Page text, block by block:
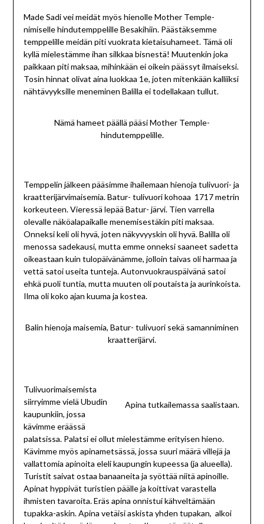
Made Sadi vei meidät myös hienolle Mother Temple-
nimiselle hindutemppelille Besakihiin. Päästäksemme
temppelille meidän piti vuokrata kietaisuhameet. Tämä oli
kyllä mielestämme ihan silkkaa bisnestä! Muutenkin joka
paikkaan piti maksaa, mihinkään ei oikein päässyt ilmaiseksi.
Tosin hinnat olivat aina luokkaa 1e, joten mitenkään kalliiksi
nähtävyyksille meneminen Balilla ei todellakaan tullut.
Nämä hameet päällä pääsi Mother Temple-
hindutemppelille.
Temppelin jälkeen pääsimme ihailemaan hienoja tulivuori- ja
kraatterijärvimaisemia. Batur- tulivuori kohoaa 1717 metrin
korkeuteen. Vieressä lepää Batur- järvi. Tien varrella
olevalle näköalapaikalle menemisestäkin piti maksaa.
Onneksi keli oli hyvä, joten näkyvyyskin oli hyvä. Balilla oli
menossa sadekausi, mutta emme onneksi saaneet sadetta
oikeastaan kuin tulopäivänämme, jolloin taivas oli harmaa ja
vettä satoi useita tunteja. Autonvuokrauspäivänä satoi
ehkä puoli tuntia, mutta muuten oli poutaista ja aurinkoista.
Ilma oli koko ajan kuuma ja kostea.
Balin hienoja maisemia, Batur- tulivuori sekä samanniminen
kraatterijärvi.
Apina tutkailemassa saalistaan.
Tulivuorimaisemista
siirryimme vielä Ubudin
kaupunkiin, jossa
kävimme eräässä
palatsissa. Palatsi ei ollut mielestämme erityisen hieno.
Kävimme myös apinametsässä, jossa suuri määrä villejä ja
vallattomia apinoita eleli kaupungin kupeessa (ja alueella).
Turistit saivat ostaa banaaneita ja syöttää niitä apinoille.
Apinat hyppivät turistien päälle ja koittivat varastella
ihmisten tavaroita. Eräs apina onnistui kähveltämään
tupakka-askin. Apina vetäisi askista yhden tupakan, alkoi